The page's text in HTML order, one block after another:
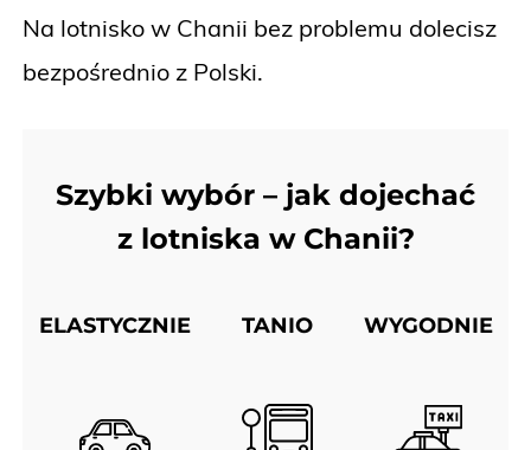
Na lotnisko w Chanii bez problemu dolecisz
bezpośrednio z Polski.
Szybki wybór – jak dojechać
z lotniska w Chanii?
ELASTYCZNIE TANIO WYGODNIE